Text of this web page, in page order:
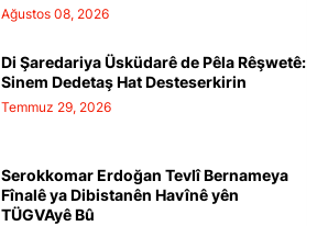
Ağustos 08, 2026
Di Şaredariya Üsküdarê de Pêla Rêşwetê:
Sinem Dedetaş Hat Desteserkirin
Temmuz 29, 2026
Serokkomar Erdoğan Tevlî Bernameya
Fînalê ya Dibistanên Havînê yên
TÜGVAyê Bû